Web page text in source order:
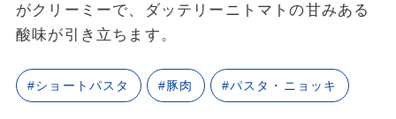
がクリーミーで、ダッテリーニトマトの甘みある
酸味が引き立ちます。
#ショートパスタ #豚肉 #パスタ・ニョッキ